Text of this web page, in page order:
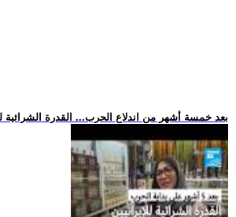
.. بعد خمسة أشهر من اندلاع الحرب... القدرة الشرائية